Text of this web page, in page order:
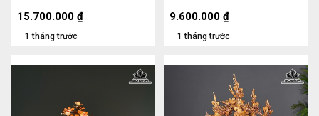
1 tháng trước
15.700.000 ₫
Hoa Vỏ Sò Indo
1 tháng trước
9.600.000 ₫